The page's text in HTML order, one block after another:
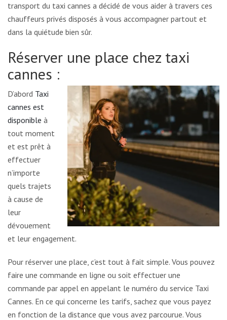
transport du taxi cannes a décidé de vous aider à travers ces
chauffeurs privés disposés à vous accompagner partout et
dans la quiétude bien sûr.
Réserver une place chez taxi
cannes :
D’abord Taxi
cannes est
disponible à
tout moment
et est prêt à
effectuer
n’importe
quels trajets
à cause de
leur
dévouement
et leur engagement.
Pour réserver une place, c’est tout à fait simple. Vous pouvez
faire une commande en ligne ou soit effectuer une
commande par appel en appelant le numéro du service Taxi
Cannes. En ce qui concerne les tarifs, sachez que vous payez
en fonction de la distance que vous avez parcourue. Vous